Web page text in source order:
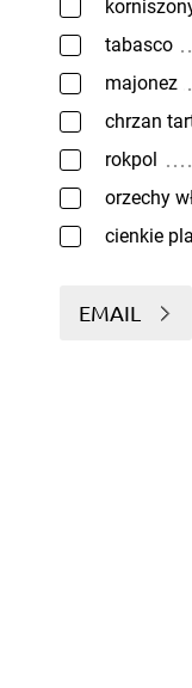
tabasco
majonez
chrzan
rokpol
orzechy
cienkie
EMAIL